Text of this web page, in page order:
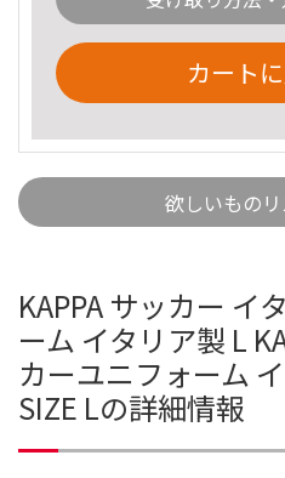
カート
欲しいもの
KAPPA サッカー イ
ーム イタリア製 L
カーユニフォーム
SIZE Lの詳細情報